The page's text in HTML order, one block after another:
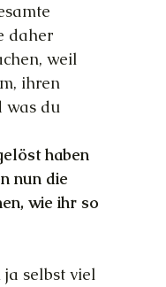
daher
weil
ihren
was du
haben
nun die
wie ihr so
selbst viel